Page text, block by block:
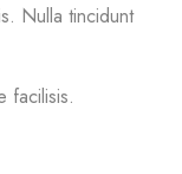
Nulla tincidunt
facilisis.